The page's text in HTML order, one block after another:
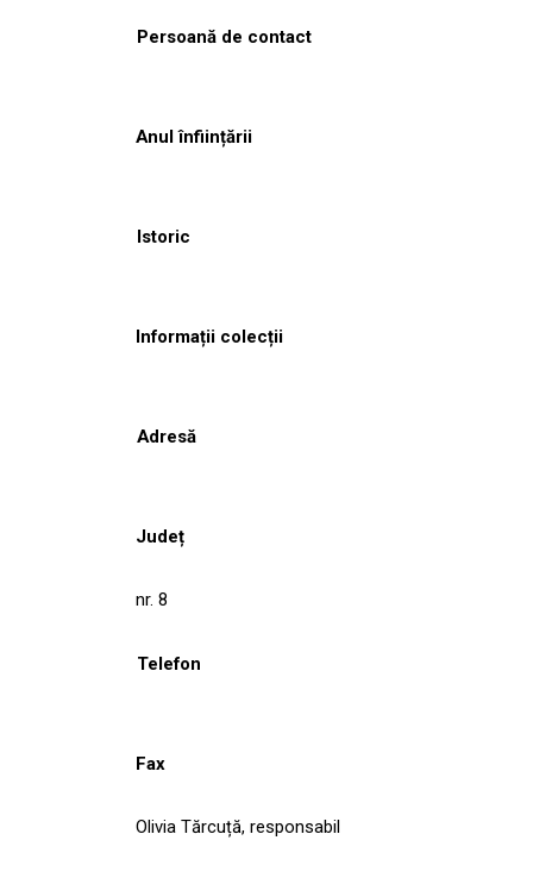
Persoană de contact
Anul înființării
Istoric
Informații colecții
Adresă
Județ
nr. 8
Telefon
Fax
Olivia Tărcuță, responsabil